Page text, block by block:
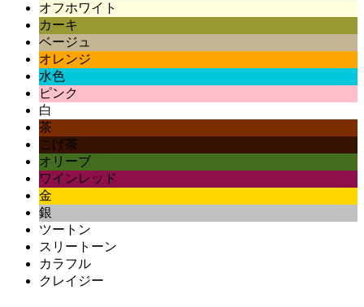
オフホワイト
カーキ
ベージュ
オレンジ
水色
ピンク
白
茶
こげ茶
オリーブ
ワインレッド
金
銀
ツートン
スリートーン
カラフル
クレイジー